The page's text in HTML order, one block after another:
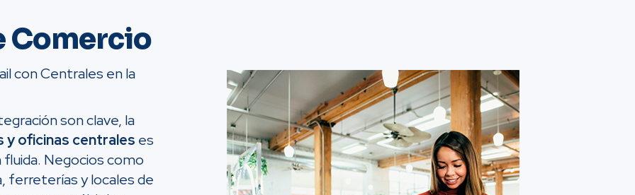
Comercio
con Centrales en la
son clave, la
y oficinas centrales es
Negocios como
ferreterías y locales de